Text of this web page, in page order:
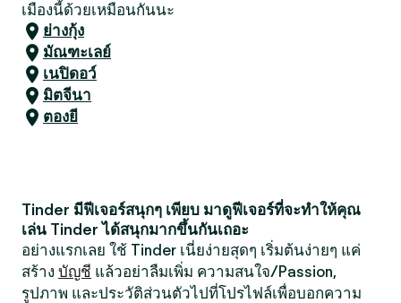
เมืองนี้ด้วยเหมือนกันนะ
ย่างกุ้ง
มัณฑะเลย์
เนปิดอว์
มิตจีนา
ตองยี
Tinder มีฟีเจอร์สนุกๆ เพียบ มาดูฟีเจอร์ที่จะทำให้คุณ
เล่น Tinder ได้สนุกมากขึ้นกันเถอะ
อย่างแรกเลย ใช้ Tinder เนี่ยง่ายสุดๆ เริ่มต้นง่ายๆ แค่
สร้าง บัญชี แล้วอย่าลืมเพิ่ม ความสนใจ/Passion,
รูปภาพ และประวัติส่วนตัวไปที่โปรไฟล์เพื่อบอกความ